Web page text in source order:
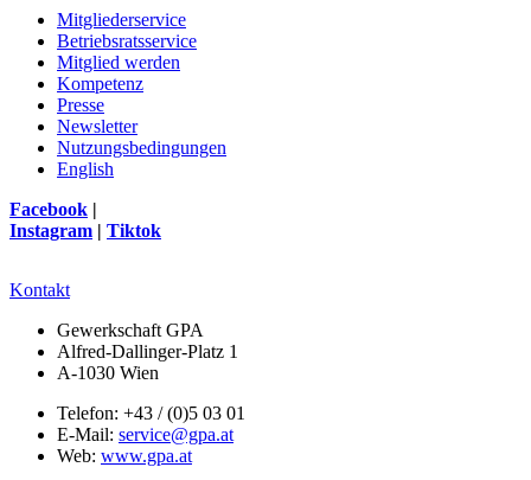
Mitgliederservice
Betriebsratsservice
Mitglied werden
Kompetenz
Presse
Newsletter
Nutzungsbedingungen
English
Facebook |
Instagram | Tiktok
Kontakt
Gewerkschaft GPA
Alfred-Dallinger-Platz 1
A-1030 Wien
Telefon: +43 / (0)5 03 01
E-Mail: service@gpa.at
Web: www.gpa.at